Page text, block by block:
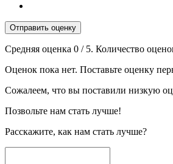
Отправить оценку
Средняя оценка 0 / 5. Количество
Оценок пока нет. Поставьте оценку
Сожалеем, что вы поставили низкую
Позвольте нам стать лучше!
Расскажите, как нам стать лучше?